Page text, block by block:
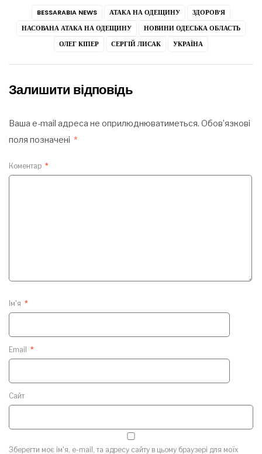
BESSARABIA NEWS АТАКА НА ОДЕЩИНУ
ЗДОРОВ’Я
НАСОВАНА АТАКА НА ОДЕЩИНУ
НОВИНИ ОДЕСЬКА ОБЛАСТЬ
ОЛЕГ КІПЕР
СЕРГІЙ ЛИСАК УКРАЇНА
Залишити відповідь
Ваша e-mail адреса не оприлюднюватиметься. Обов’язкові
поля позначені *
Коментар *
Ім'я *
Email *
Сайт
Зберегти моє ім'я, e-mail, та адресу сайту в цьому браузері для моїх